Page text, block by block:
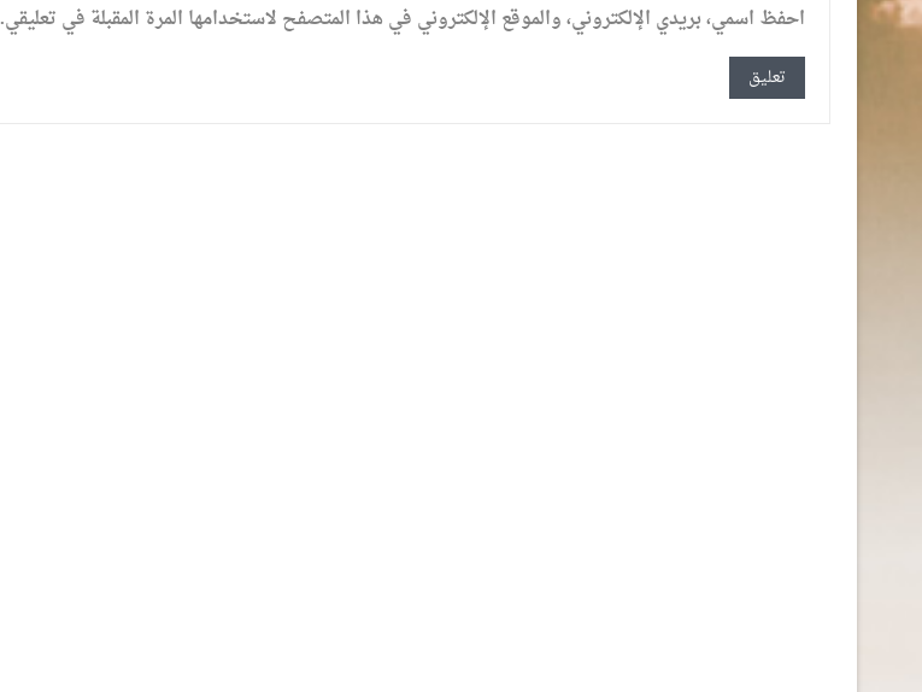
احفظ اسمي، بريدي الإلكتروني، والموقع الإلكتروني في هذا المتصفح لاستخدامها المرة المقبلة في تعليقي.